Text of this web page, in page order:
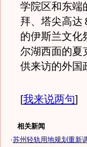
学院区和东端
拜、塔尖高达
的伊斯兰文化
尔湖西面的夏
供来访的外国
[我来说两句]
相关新闻
·苏州轻轨用地规划重新